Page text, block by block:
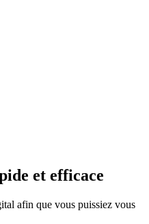
et efficace
afin que vous puissiez vous